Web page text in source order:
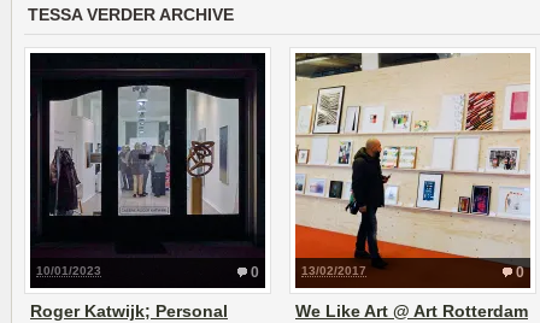
TESSA VERDER ARCHIVE
0
10/01/2023
Roger Katwijk; Personal
0
13/02/2017
We Like Art @ Art Rotterdam